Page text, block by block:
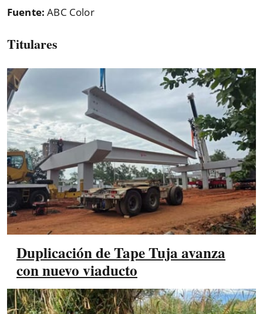
Fuente:ABC Color
Titulares
Duplicación de Tape Tuja avanza
con nuevo viaducto